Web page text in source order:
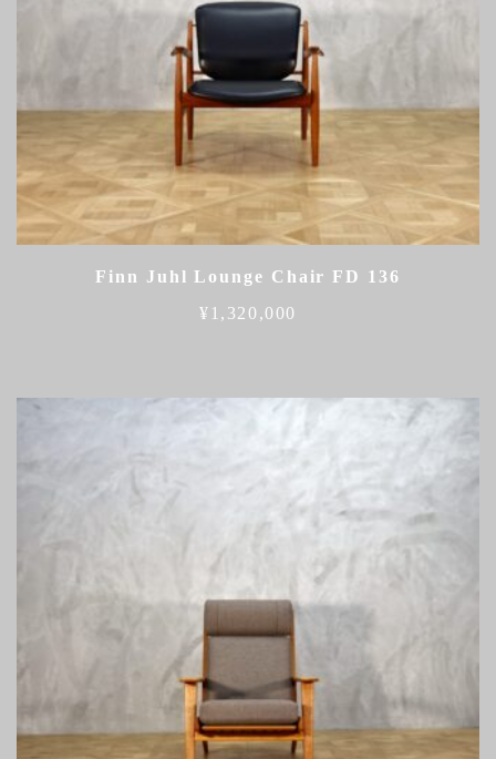
Finn Juhl Lounge Chair FD 136
¥ 1,320,000